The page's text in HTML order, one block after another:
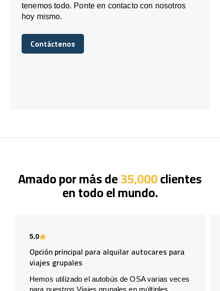
tenemos todo. Ponte en contacto con nosotros
hoy mismo.
Contáctenos
Contáctenos
Amado por más de35,000clientes
en todo el mundo.
5.0
Opción principal para alquilar autocares para
viajes grupales
Hemos utilizado el autobús de OSA varias veces
para nuestros Viajes grupales en múltiples